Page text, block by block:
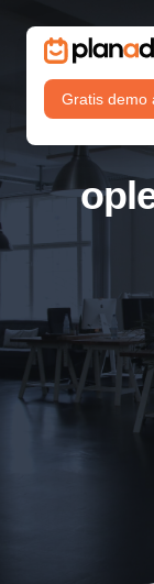
Gratis demo